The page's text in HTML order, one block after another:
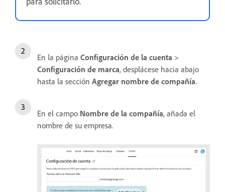
En la página Configuración de la cuenta >
Configuración de marca, desplácese hacia abajo
hasta la sección Agregar nombre de compañía.
En el campo Nombre de la compañía, añada el
nombre de su empresa.